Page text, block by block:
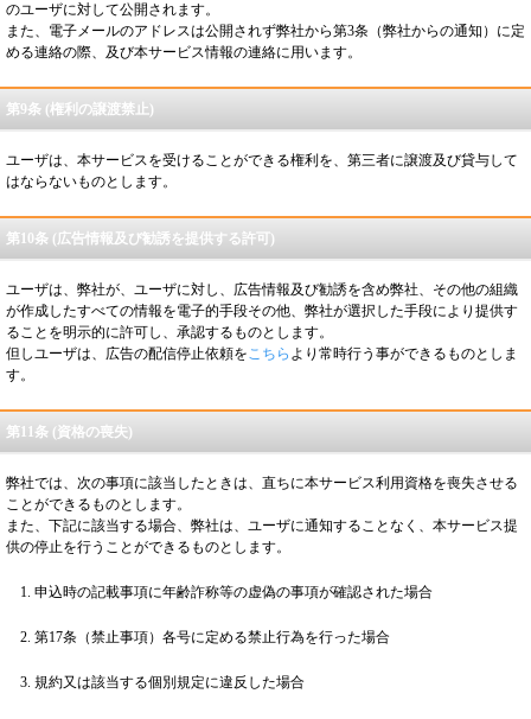
のユーザに対して公開されます。
また、電子メールのアドレスは公開されず弊社から第3条（弊社からの通知）に定
める連絡の際、及び本サービス情報の連絡に用います。
第9条 (権利の譲渡禁止)
ユーザは、本サービスを受けることができる権利を、第三者に譲渡及び貸与して
はならないものとします。
第10条 (広告情報及び勧誘を提供する許可)
ユーザは、弊社が、ユーザに対し、広告情報及び勧誘を含め弊社、その他の組織
が作成したすべての情報を電子的手段その他、弊社が選択した手段により提供す
ることを明示的に許可し、承認するものとします。
但しユーザは、広告の配信停止依頼をこちら より常時行う事ができるものとしま
す。
第11条 (資格の喪失)
弊社では、次の事項に該当したときは、直ちに本サービス利用資格を喪失させる
ことができるものとします。
また、下記に該当する場合、弊社は、ユーザに通知することなく、本サービス提
供の停止を行うことができるものとします。
申込時の記載事項に年齢詐称等の虚偽の事項が確認された場合
第17条（禁止事項）各号に定める禁止行為を行った場合
規約又は該当する個別規定に違反した場合